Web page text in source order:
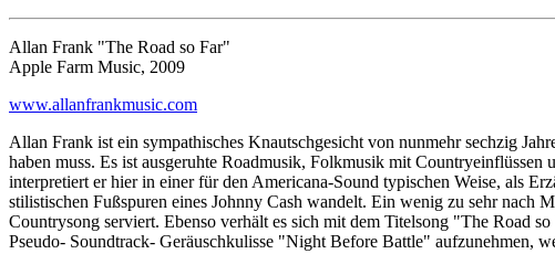
Allan Frank "The Road so Far"
Apple Farm Music, 2009
www.allanfrankmusic.com
Allan Frank ist ein sympathisches Knautschgesicht von nunmehr sechzig
haben muss. Es ist ausgeruhte Roadmusik, Folkmusik mit
interpretiert er hier in einer für den Americana-Sound typischen Weise, als
stilistischen Fußspuren eines Johnny Cash wandelt. Ein wenig zu sehr
Countrysong serviert. Ebenso verhält es sich mit dem Titelsong "The Road
Pseudo- Soundtrack- Geräuschkulisse "Night Before Battle" aufzunehmen,